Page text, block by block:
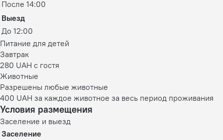
После 14:00
Выезд
До 12:00
Питание для детей
Завтрак
280 UAH c гостя
Животные
Разрешены любые животные
400 UAH за каждое животное за весь период проживания
Условия размещения
Заселение и выезд
Заселение